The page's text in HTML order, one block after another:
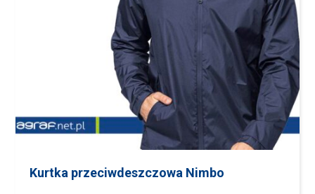
Kurtka przeciwdeszczowa Nimbo